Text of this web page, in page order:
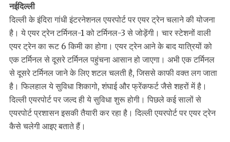
नईदिल्ली
दिल्ली के इंदिरा गांधी इंटरनेशनल एयरपोर्ट पर एयर ट्रेन चलाने की योजना
है। ये एयर ट्रेन टर्मिनल-1 को टर्मिनल-3 से जोड़ेंगी। चार स्टेशनों वाली
एयर ट्रेन का रूट 6 किमी का होगा। एयर ट्रेन आने के बाद यात्रियों को
एक टर्मिनल से दूसरे टर्मिनल पहुंचना आसान हो जाएगा। अभी एक टर्मिनल
से दूसरे टर्मिनल जाने के लिए शटल चलती है, जिससे काफी वक्त लग जाता
है। फिलहाल ये सुविधा शिकागो, शंघाई और फ्रेंकफर्ट जैसे शहरों में है।
दिल्ली एयरपोर्ट पर जल्द ही ये सुविधा शुरू होगी। पिछले कई सालों से
एयरपोर्ट प्रशासन इसकी तैयारी कर रहा है। दिल्ली एयरपोर्ट पर एयर ट्रेन
कैसे चलेगी आइए बताते हैं।